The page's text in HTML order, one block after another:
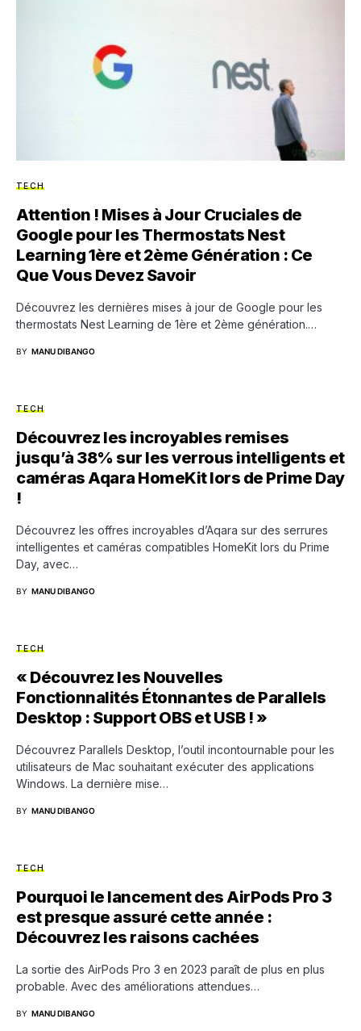
TECH
Attention ! Mises à Jour Cruciales de
Google pour les Thermostats Nest
Learning 1ère et 2ème Génération : Ce
Que Vous Devez Savoir
Découvrez les dernières mises à jour de Google pour les
thermostats Nest Learning de 1ère et 2ème génération.…
BY MANU DIBANGO
TECH
Découvrez les incroyables remises
jusqu’à 38% sur les verrous intelligents et
caméras Aqara HomeKit lors de Prime Day
!
Découvrez les offres incroyables d’Aqara sur des serrures
intelligentes et caméras compatibles HomeKit lors du Prime
Day, avec…
BY MANU DIBANGO
TECH
« Découvrez les Nouvelles
Fonctionnalités Étonnantes de Parallels
Desktop : Support OBS et USB ! »
Découvrez Parallels Desktop, l’outil incontournable pour les
utilisateurs de Mac souhaitant exécuter des applications
Windows. La dernière mise…
BY MANU DIBANGO
TECH
Pourquoi le lancement des AirPods Pro 3
est presque assuré cette année :
Découvrez les raisons cachées
La sortie des AirPods Pro 3 en 2023 paraît de plus en plus
probable. Avec des améliorations attendues…
BY MANU DIBANGO